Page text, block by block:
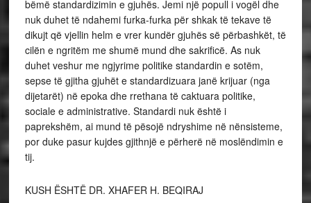
bëmë standardizimin e gjuhës. Jemi një popull i vogël dhe
nuk duhet të ndahemi furka-furka për shkak të tekave të
dikujt që vjellin helm e vrer kundër gjuhës së përbashkët, të
cilën e ngritëm me shumë mund dhe sakrificë. As nuk
duhet veshur me ngjyrime politike standardin e sotëm,
sepse të gjitha gjuhët e standardizuara janë krijuar (nga
dijetarët) në epoka dhe rrethana të caktuara politike,
sociale e administrative. Standardi nuk është i
paprekshëm, ai mund të pësojë ndryshime në nënsisteme,
por duke pasur kujdes gjithnjë e përherë në moslëndimin e
tij.
KUSH ËSHTË DR. XHAFER H. BEQIRAJ